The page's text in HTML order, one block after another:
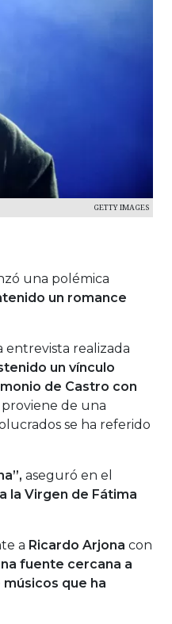
GETTY IMAGES
una polémica
un romance
entrevista realizada
un vínculo
de Castro con
de una
se ha referido
aseguró en el
la Virgen de Fátima
a Ricardo Arjona con
fuente cercana a
que ha